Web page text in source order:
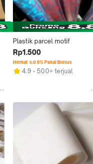
Plastik parcel motif
Rp1.500
Hemat s.d 8% Pakai Bonus
4.9 500+ terjual